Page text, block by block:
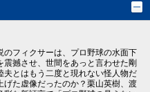
のフィクサーは、プロ野球の水面下
撼させ、世間をあっと言わせた剛
とはもう二度と現れない怪人物だ
た虚像だったのか？栗山英樹、渡